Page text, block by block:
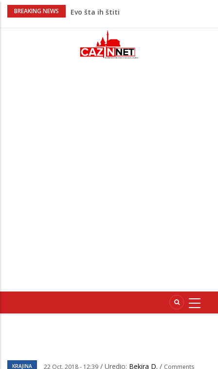
BREAKING NEWS
Krenuo u BiH sa 20 kilograma droge:
Užas: Uhapšen Italijan (45) kako
mobitelom snima djecu na plaži
Čistite dom? Obratite pažnju na stvari
KRAJINA 22 Oct, 2018 - 12:39 / Uredio: Bekira D. / Comments